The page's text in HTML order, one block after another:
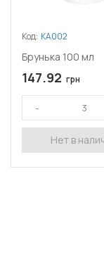
Код: КА002
Брунька 100 мл
147.92 грн
Нет в